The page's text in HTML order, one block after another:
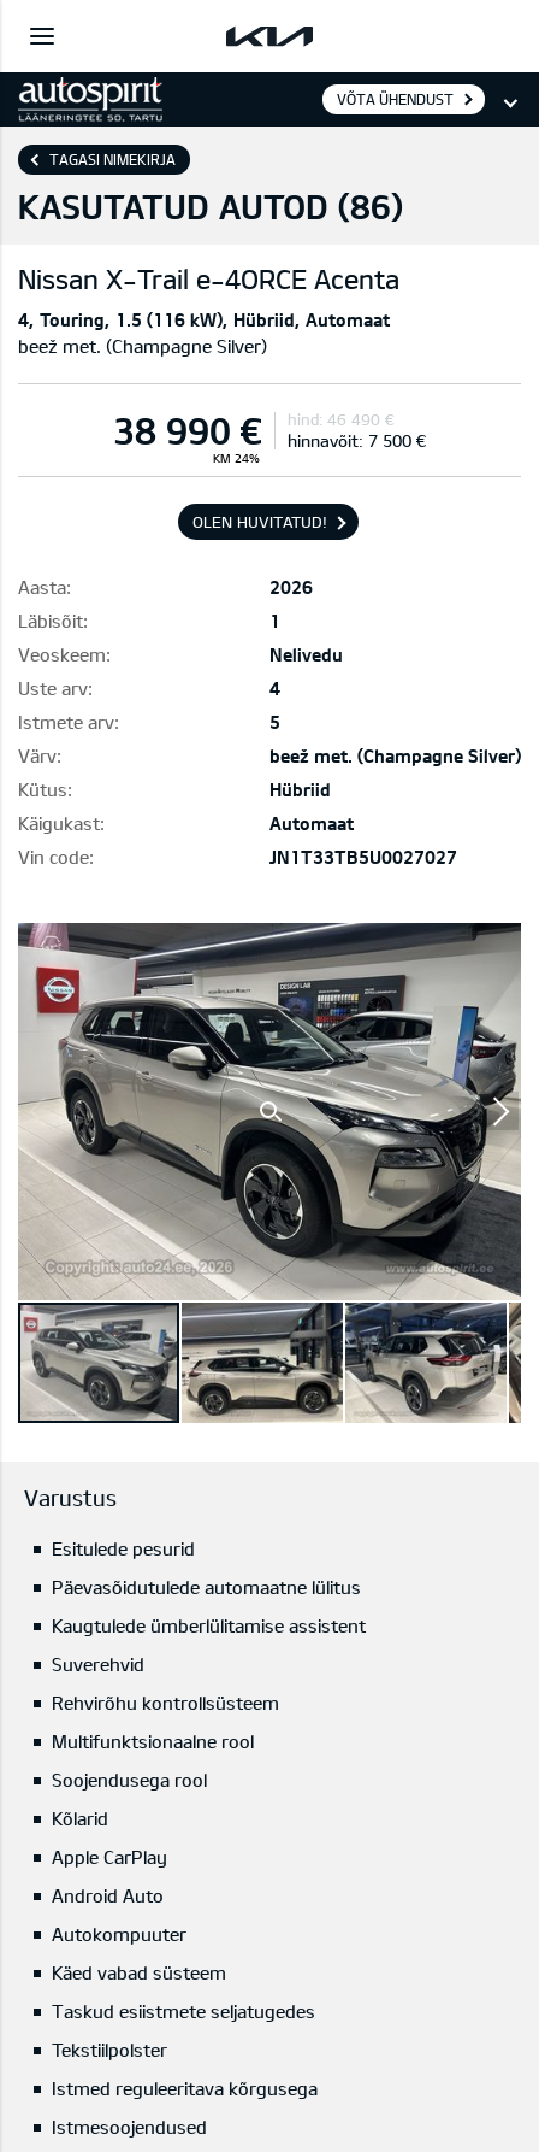
VÕTA ÜHENDUST
TAGASI NIMEKIRJA
KASUTATUD AUTOD (86)
Nissan X-Trail e-4ORCE Acenta
4 Touring 1.5 (116 kW) Hübriid Automaat
beež met. (Champagne Silver)
38 990 €
KM 24%
hind: 46 490 €
hinnavõit: 7 500 €
OLEN HUVITATUD!
Aasta:
2026
Läbisõit:
1
Veoskeem:
Nelivedu
Uste arv:
4
Istmete arv:
5
Värv:
beež met. (Champagne Silver)
Kütus:
Hübriid
Käigukast:
Automaat
Vin code:
JN1T33TB5U0027027
Varustus
Esitulede pesurid
Päevasõidutulede automaatne lülitus
Kaugtulede ümberlülitamise assistent
Suverehvid
Rehvirõhu kontrollsüsteem
Multifunktsionaalne rool
Soojendusega rool
Kõlarid
Apple CarPlay
Android Auto
Autokompuuter
Käed vabad süsteem
Taskud esiistmete seljatugedes
Tekstiilpolster
Istmed reguleeritava kõrgusega
Istmesoojendused